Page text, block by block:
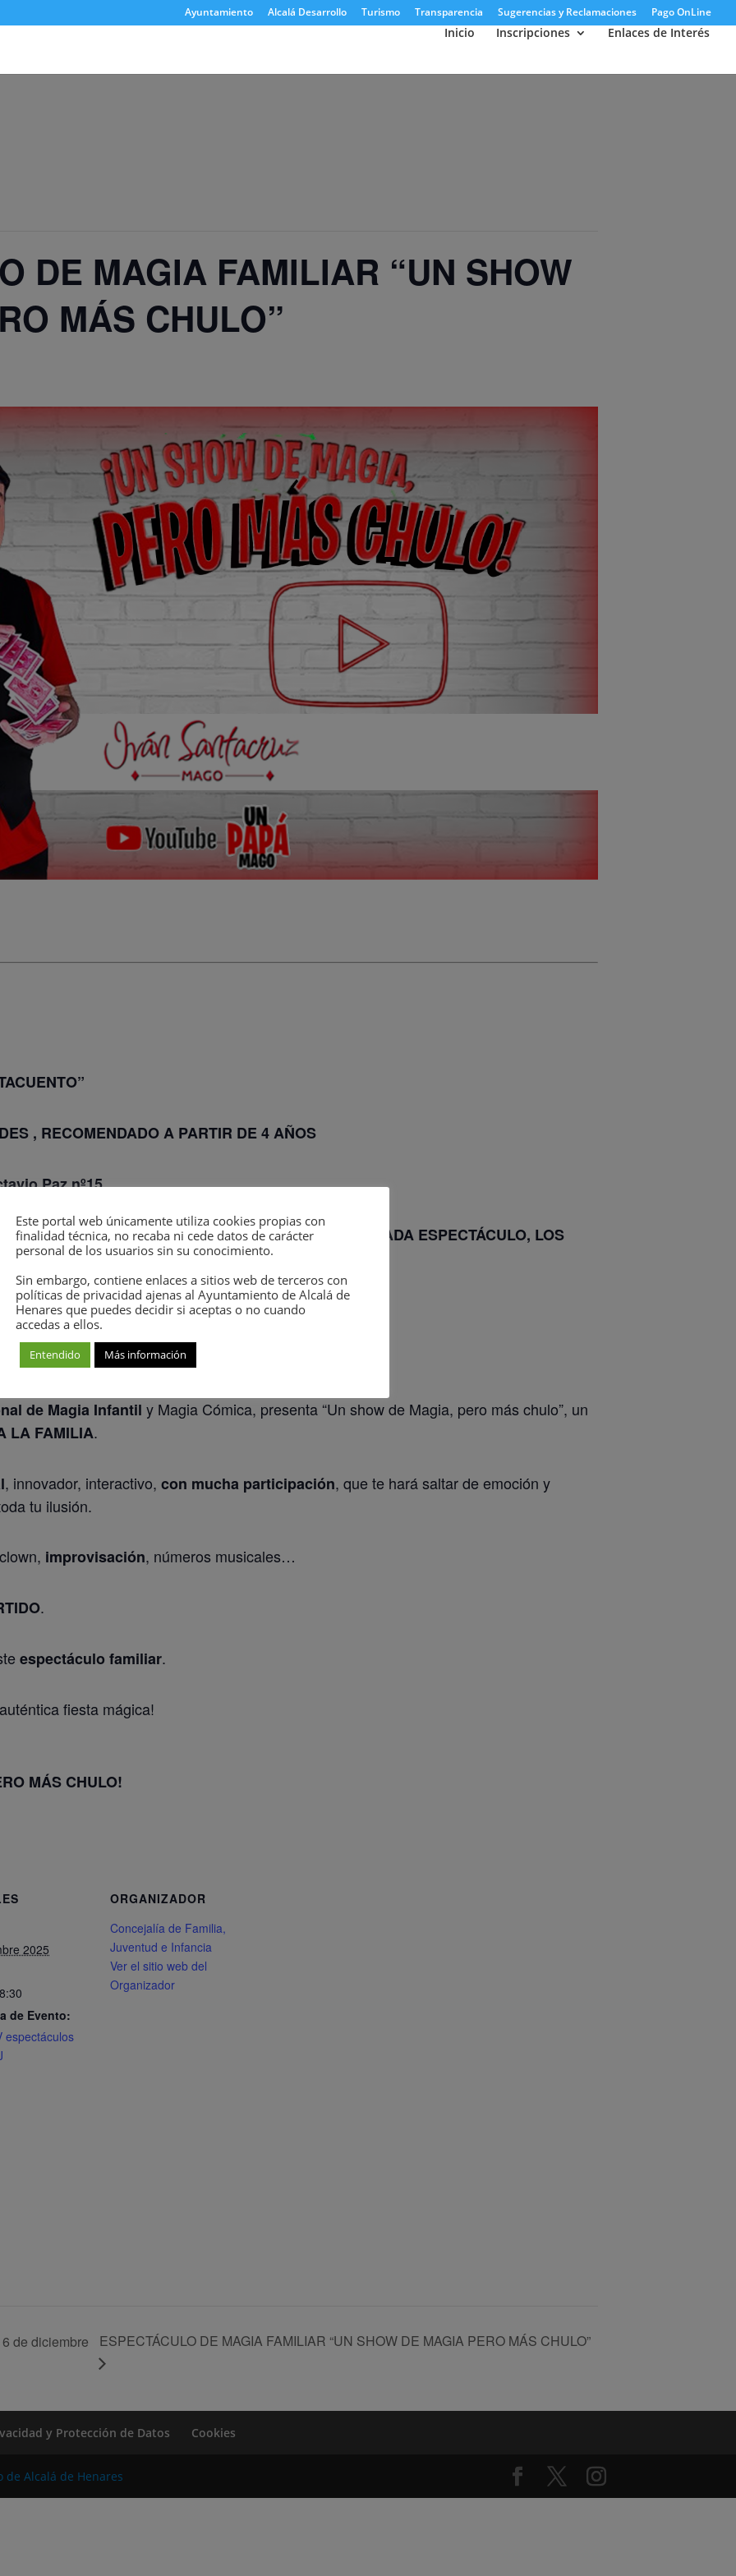
Ayuntamiento Alcalá Desarrollo Turismo Transparencia Sugerencias y Reclamaciones Pago OnLine
Inicio Inscripciones Enlaces de Interés
DE MAGIA FAMILIAR “UN SHOW
MÁS CHULO”
, RECOMENDADO A PARTIR DE 4 AÑOS
Paz nº15
LAPUERTA DE ACCESO, 30 MINUTOS ANTES
DE CADA ESPECTÁCULO, LOS
ACOMPAÑADOS DE AL MENOS UN ADULTO
de Magia Infantil y Magia Cómica, presenta “Un show de Magia, pero más chulo”, un
LA FAMILIA.
, innovador, interactivo, con mucha participación, que te hará saltar de emoción y
tu ilusión.
improvisación, números musicales…
.
espectáculo familiar.
fiesta mágica!
MÁS CHULO!
2025
de Evento:
espectáculos
ORGANIZADOR
Concejalía de Familia,
Juventud e Infancia
Ver el sitio web del
Organizador
de diciembre ESPECTÁCULO DE MAGIA FAMILIAR “UN SHOW DE MAGIA PERO MÁS CHULO”
y Protección de Datos Cookies
Alcalá de Henares
Este portal web únicamente utiliza cookies propias con
finalidad técnica, no recaba ni cede datos de carácter
personal de los usuarios sin su conocimiento.
Sin embargo, contiene enlaces a sitios web de terceros con
políticas de privacidad ajenas al Ayuntamiento de Alcalá de
Henares que puedes decidir si aceptas o no cuando
accedas a ellos.
Entendido Más información